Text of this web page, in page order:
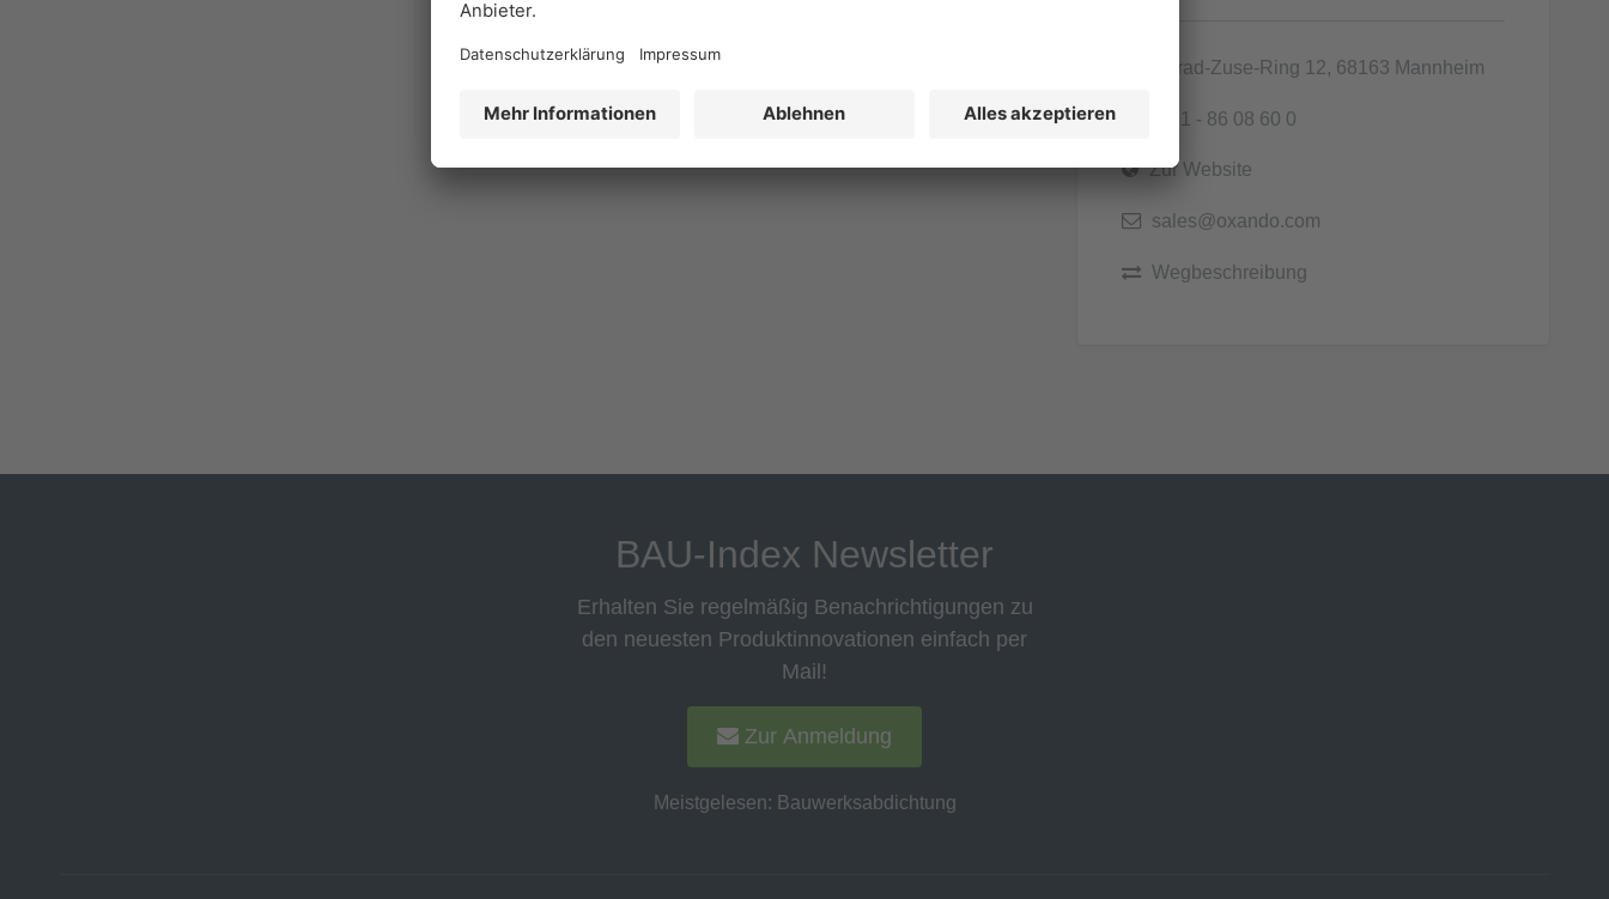
Konrad-Zuse-Ring 12, 68163 Mannheim
0621 - 86 08 60 0
Zur Website
sales@oxando.com
Wegbeschreibung
BAU-Index Newsletter
Erhalten Sie regelmäßig Benachrichtigungen zu
den neuesten Produktinnovationen einfach per
Mail!
Zur Anmeldung
Meistgelesen: Bauwerksabdichtung